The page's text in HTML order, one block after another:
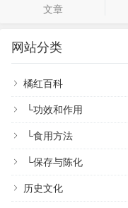
文章
网站分类
橘红百科
└功效和作用
└食用方法
└保存与陈化
历史文化